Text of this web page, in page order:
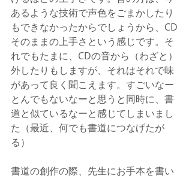
あるような技術で声色をごまかしたり
もできなかったからでしょうから、CD
そのままの上手さという感じです。そ
れでもたまに、CDの音から（わざと）
外したりもしますが、それはそれで味
があって良く聞こえます。すごいなー
とんでもないなーと思うと同時に、書
道と似ているなーと感じてしまいまし
た（最近、何でも書道につなげたが
る）
書道の創作の際、先生にお手本を書い